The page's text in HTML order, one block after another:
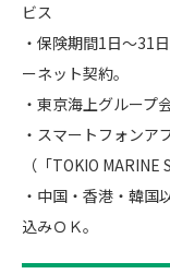
ビス
・保険期間1日～31
ーネット契約。
・東京海上グループ
・スマートフォンア
（「TOKIO
・中国・香港・韓国
込みＯＫ。